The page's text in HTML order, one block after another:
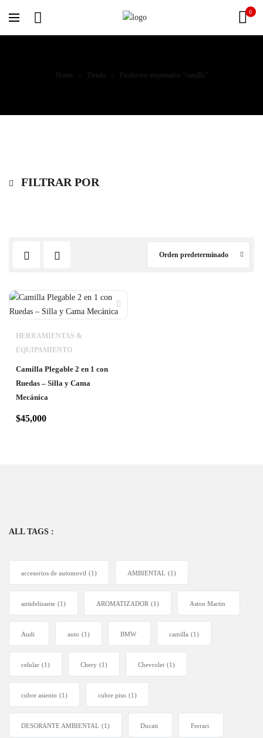
0
Home Tienda Productos etiquetados “camilla”
FILTRAR POR
Orden predeterminado
HERRAMIENTAS &
EQUIPAMIENTO
Camilla Plegable 2 en 1 con
Ruedas – Silla y Cama
Mecánica
$45,000
ALL TAGS :
accesorios de automovil (1) AMBIENTAL (1)
antidelizante (1) AROMATIZADOR (1) Aston Martin
Audi auto (1) BMW camilla (1)
celular (1) Chery (1) Chevrolet (1)
cubre asiento (1) cubre piso (1)
DESORANTE AMBIENTAL (1) Ducati Ferrari